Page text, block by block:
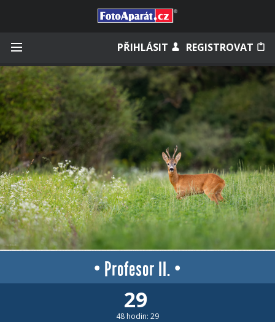
PŘIHLÁSIT REGISTROVAT
Zapamatovat
Zapomněli jste heslo?
Měli jste účet na starém webu?
• Profesor II. •
29
48 hodin: 29